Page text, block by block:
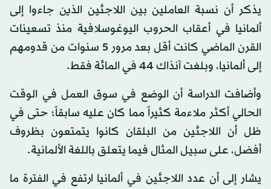
يذكر أن نسبة العاملين بين اللاجئين الذين جاءوا إلى
ألمانيا في أعقاب الحروب اليوغوسلافية منذ تسعينات
القرن الماضي كانت أقل بعد مرور 5 سنوات من قدومهم
إلى ألمانيا، وبلغت آنذاك 44 في المائة فقط.
وأضافت الدراسة أن الوضع في سوق العمل في الوقت
الحالي أكثر ملاءمة كثيراً مما كان عليه سابقاً؛ حتى في
ظل أن اللاجئين من البلقان كانوا يتمتعون بظروف
أفضل، على سبيل المثال فيما يتعلق باللغة الألمانية.
يشار إلى أن عدد اللاجئين في ألمانيا ارتفع في الفترة ما